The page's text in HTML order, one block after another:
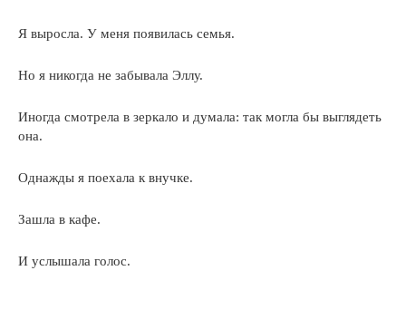
Я выросла. У меня появилась семья.
Но я никогда не забывала Эллу.
Иногда смотрела в зеркало и думала: так могла бы выглядеть
она.
Однажды я поехала к внучке.
Зашла в кафе.
И услышала голос.